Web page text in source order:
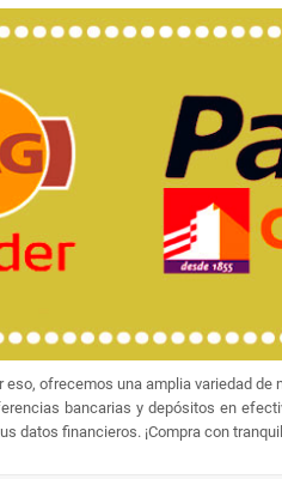
ofrecemos una amplia variedad de
bancarias y depósitos en
datos financieros. ¡Compra con